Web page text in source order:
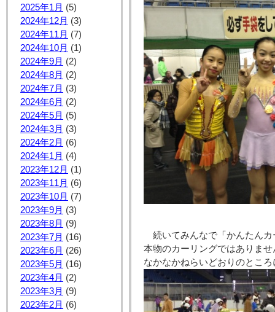
2025年1月 (5)
2024年12月 (3)
2024年11月 (7)
2024年10月 (1)
2024年9月 (2)
2024年8月 (2)
2024年7月 (3)
2024年6月 (2)
2024年5月 (5)
2024年3月 (3)
2024年2月 (6)
2024年1月 (4)
2023年12月 (1)
2023年11月 (6)
2023年10月 (7)
2023年9月 (3)
2023年8月 (9)
2023年7月 (16)
2023年6月 (26)
2023年5月 (16)
2023年4月 (2)
2023年3月 (9)
2023年2月 (6)
続いてみんなで「かんたん
本物のカーリングではありま
なかなかねらいどおりのとこ